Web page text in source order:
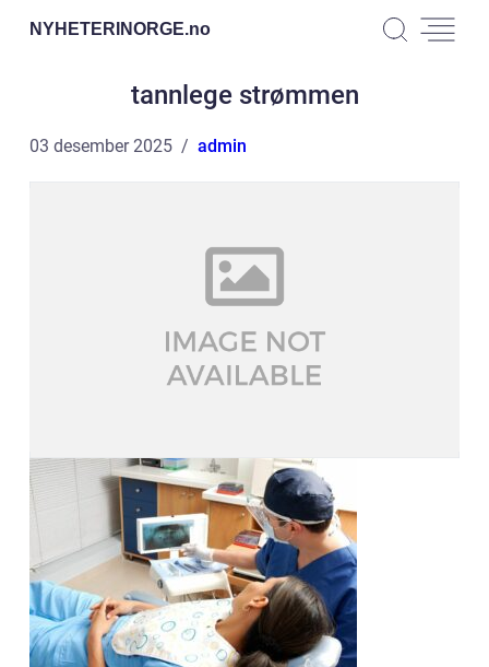
NYHETERINORGE.no
tannlege strømmen
03 desember 2025 admin